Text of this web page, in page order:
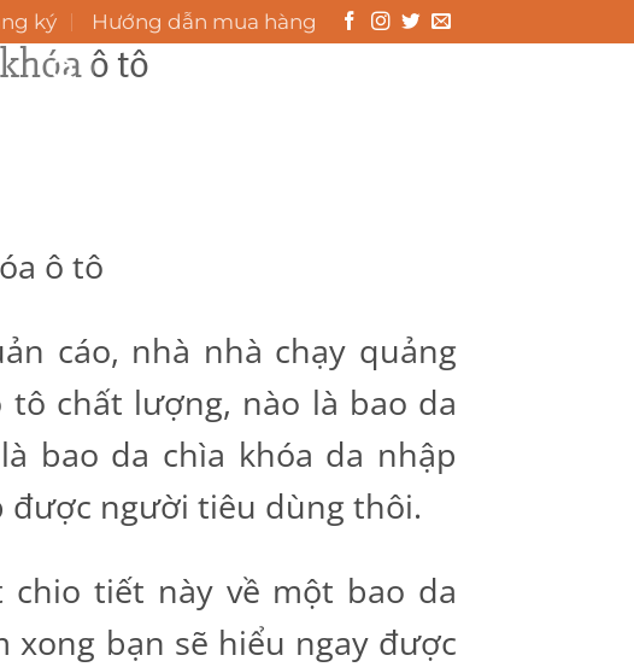
ký Hướng dẫn mua hàng
ô tô
ô tô
cáo, nhà nhà chạy quảng
chất lượng, nào là bao da
bao da chìa khóa da nhập
được người tiêu dùng thôi.
tiết này về một bao da
xong bạn sẽ hiểu ngay được